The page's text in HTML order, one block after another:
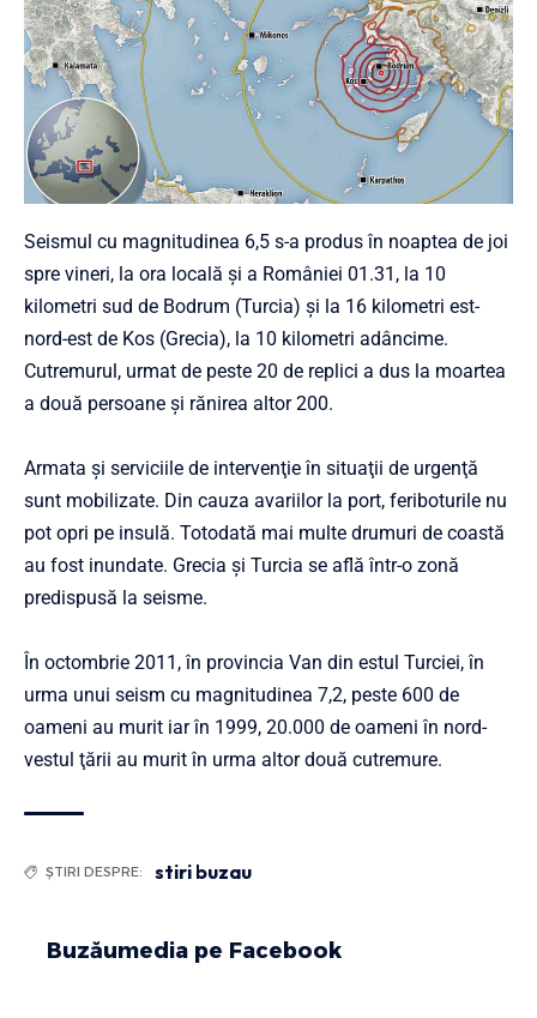
Seismul cu magnitudinea 6,5 s-a produs în noaptea de joi
spre vineri, la ora locală şi a României 01.31, la 10
kilometri sud de Bodrum (Turcia) şi la 16 kilometri est-
nord-est de Kos (Grecia), la 10 kilometri adâncime.
Cutremurul, urmat de peste 20 de replici a dus la moartea
a două persoane și rănirea altor 200.
Armata şi serviciile de intervenţie în situaţii de urgenţă
sunt mobilizate. Din cauza avariilor la port, feriboturile nu
pot opri pe insulă. Totodată mai multe drumuri de coastă
au fost inundate. Grecia şi Turcia se află într-o zonă
predispusă la seisme.
În octombrie 2011, în provincia Van din estul Turciei, în
urma unui seism cu magnitudinea 7,2, peste 600 de
oameni au murit iar în 1999, 20.000 de oameni în nord-
vestul ţării au murit în urma altor două cutremure.
ȘTIRI DESPRE: stiri buzau
Buzăumedia pe Facebook